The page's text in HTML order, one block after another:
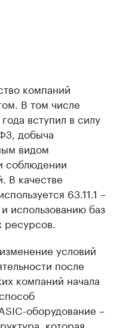
компаний
В том числе
вступил в силу
добыча
видом
соблюдении
В качестве
63.11.1 –
использованию баз
условий
после
компаний начала
оборудование –
которая